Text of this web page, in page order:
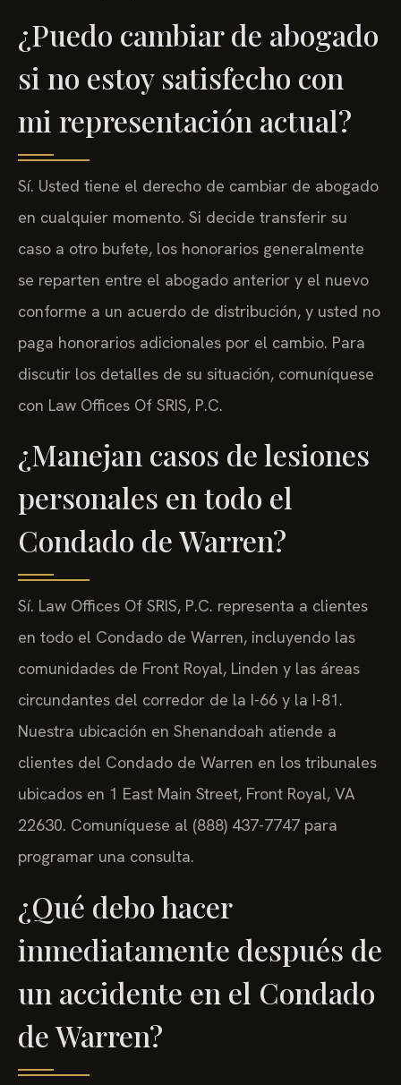
¿Puedo cambiar de abogado
si no estoy satisfecho con
mi representación actual?
Sí. Usted tiene el derecho de cambiar de abogado
en cualquier momento. Si decide transferir su
caso a otro bufete, los honorarios generalmente
se reparten entre el abogado anterior y el nuevo
conforme a un acuerdo de distribución, y usted no
paga honorarios adicionales por el cambio. Para
discutir los detalles de su situación, comuníquese
con Law Offices Of SRIS, P.C.
¿Manejan casos de lesiones
personales en todo el
Condado de Warren?
Sí. Law Offices Of SRIS, P.C. representa a clientes
en todo el Condado de Warren, incluyendo las
comunidades de Front Royal, Linden y las áreas
circundantes del corredor de la I-66 y la I-81.
Nuestra ubicación en Shenandoah atiende a
clientes del Condado de Warren en los tribunales
ubicados en 1 East Main Street, Front Royal, VA
22630. Comuníquese al (888) 437-7747 para
programar una consulta.
¿Qué debo hacer
inmediatamente después de
un accidente en el Condado
de Warren?